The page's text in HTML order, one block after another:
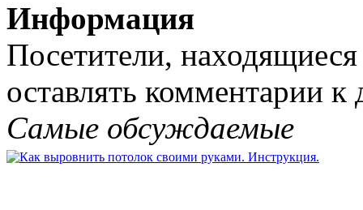
Информация
Посетители,
оставлять комментарии
Самые обсуждаемые